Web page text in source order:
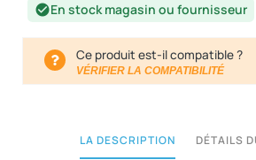
check_circleEn stock magasin ou fournisseur
Ce produit est-il compatible ?
VÉRIFIER LA COMPATIBILITÉ
LA DESCRIPTION
DÉTAILS